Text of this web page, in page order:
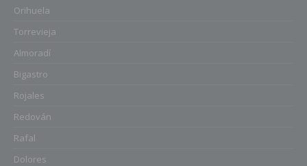
Orihuela
Torrevieja
Almoradí
Bigastro
Rojales
Redován
Rafal
Dolores